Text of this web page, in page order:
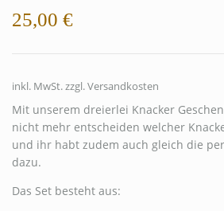
25,00 €
inkl. MwSt.zzgl. Versandkosten
Mit unserem dreierlei Knacker
nicht mehr entscheiden welcher
und ihr habt zudem auch gleich die
dazu.
Das Set besteht aus: